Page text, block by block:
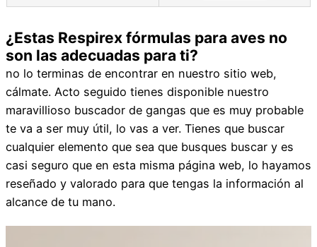
¿Estas Respirex fórmulas para aves no
son las adecuadas para ti?
no lo terminas de encontrar en nuestro sitio web,
cálmate. Acto seguido tienes disponible nuestro
maravillioso buscador de gangas que es muy probable
te va a ser muy útil, lo vas a ver. Tienes que buscar
cualquier elemento que sea que busques buscar y es
casi seguro que en esta misma página web, lo hayamos
reseñado y valorado para que tengas la información al
alcance de tu mano.